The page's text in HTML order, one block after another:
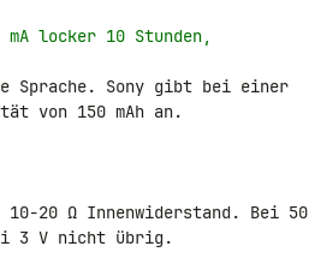
locker 10 Stunden,
Sprache. Sony gibt bei einer
von 150 mAh an.
20 Ω Innenwiderstand. Bei 50
3 V nicht übrig.